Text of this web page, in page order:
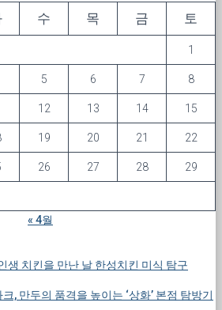
수 목 금 토
1
5 6 7 8
12 13 14 15
19 20 21 22
26 27 28 29
« 4월
생 치킨을 만난 날 한성치킨 미식 탐구
, 만두의 품격을 높이는 ‘상화’ 본점 탐방기